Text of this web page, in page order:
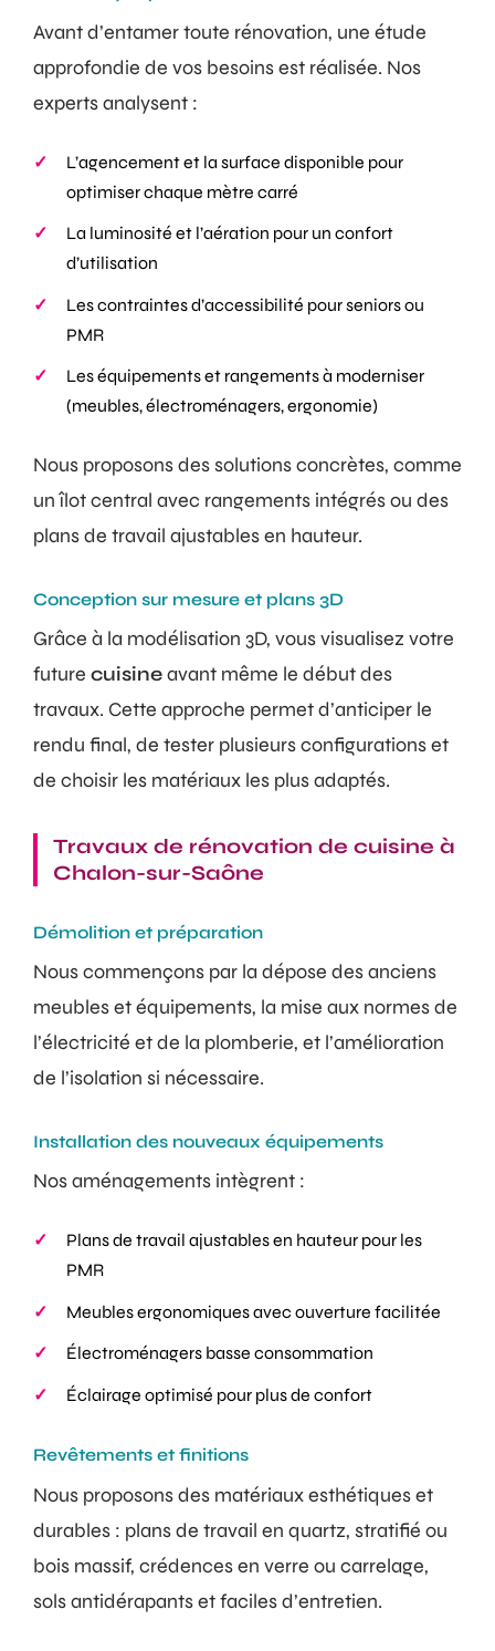
Avant d’entamer toute rénovation, une étude
approfondie de vos besoins est réalisée. Nos
experts analysent :
L’agencement et la surface disponible pour
optimiser chaque mètre carré
La luminosité et l’aération pour un confort
d’utilisation
Les contraintes d’accessibilité pour seniors ou
PMR
Les équipements et rangements à moderniser
(meubles, électroménagers, ergonomie)
Nous proposons des solutions concrètes, comme
un îlot central avec rangements intégrés ou des
plans de travail ajustables en hauteur.
Conception sur mesure et plans 3D
Grâce à la modélisation 3D, vous visualisez votre
future cuisineavant même le début des
travaux. Cette approche permet d’anticiper le
rendu final, de tester plusieurs configurations et
de choisir les matériaux les plus adaptés.
Travaux de rénovation de cuisine à
Chalon-sur-Saône
Démolition et préparation
Nous commençons par la dépose des anciens
meubles et équipements, la mise aux normes de
l’électricité et de la plomberie, et l’amélioration
de l’isolation si nécessaire.
Installation des nouveaux équipements
Nos aménagements intègrent :
Plans de travail ajustables en hauteur pour les
PMR
Meubles ergonomiques avec ouverture facilitée
Électroménagers basse consommation
Éclairage optimisé pour plus de confort
Revêtements et finitions
Nous proposons des matériaux esthétiques et
durables : plans de travail en quartz, stratifié ou
bois massif, crédences en verre ou carrelage,
sols antidérapants et faciles d’entretien.